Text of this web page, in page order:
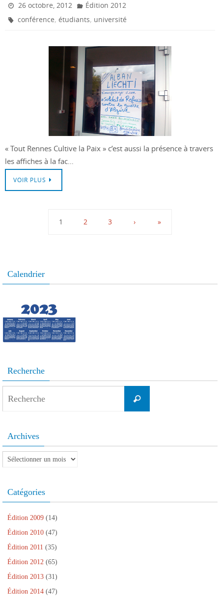
26 octobre, 2012
Édition 2012
conférence,étudiants, université
« Tout Rennes Cultive la Paix » c’est aussi la présence à travers
les affiches à la fac…
VOIR PLUS
1 2 3 › »
Calendrier
Recherche
Recherche
Archives
Archives
Catégories
Édition 2009 (14)
Édition 2010 (47)
Édition 2011 (35)
Édition 2012 (65)
Édition 2013 (31)
Édition 2014 (47)